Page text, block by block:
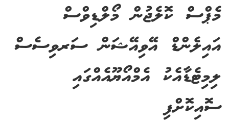
މެޕްސް ކޮލެޖުން މޯލްޑިވްސް
އައިލެންޑް އޭވިއޭޝަން ސަރވިސެސް
ލިމިޓެޑާއެކު އެމްއޯޔޫއެއްގައި
ސޮއިކޮށްފި